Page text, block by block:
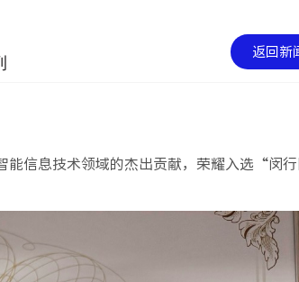
返回新
能信息技术领域的杰出贡献，荣耀入选“闵